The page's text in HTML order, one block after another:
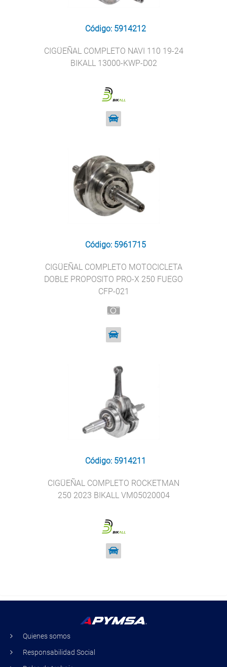
Código: 5914212
CIGÜEÑAL COMPLETO NAVI 110 19-24
BIKALL 13000-KWP-D02
Código: 5961715
CIGÜEÑAL COMPLETO MOTOCICLETA
DOBLE PROPOSITO PRO-X 250 FUEGO
CFP-021
Código: 5914211
CIGÜEÑAL COMPLETO ROCKETMAN
250 2023 BIKALL VM05020004
Quienes somos
Responsabilidad Social